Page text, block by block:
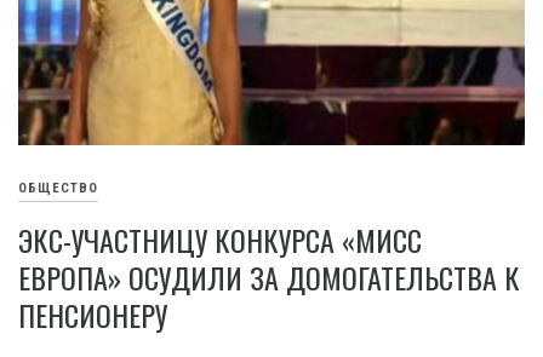
ОБЩЕСТВО
ЭКС-УЧАСТНИЦУ КОНКУРСА «МИСС
ЕВРОПА» ОСУДИЛИ ЗА ДОМОГАТЕЛЬСТВА К
ПЕНСИОНЕРУ